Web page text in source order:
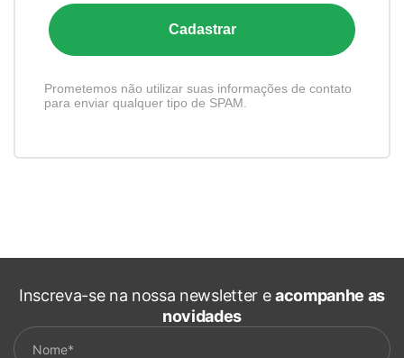
Cadastrar
Prometemos não utilizar suas informações de contato
para enviar qualquer tipo de SPAM.
Inscreva-se na nossa newsletter eacompanhe as
novidades